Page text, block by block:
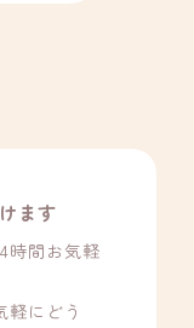
ます
時間お気軽
軽にどう